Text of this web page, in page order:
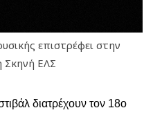
επιστρέφει στην
Σκηνή ΕΛΣ
διατρέχουν τον 18ο